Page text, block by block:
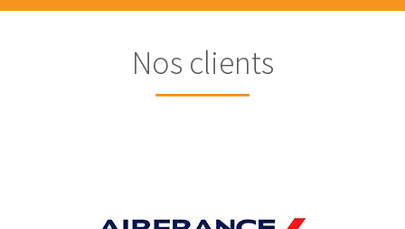
Nos clients